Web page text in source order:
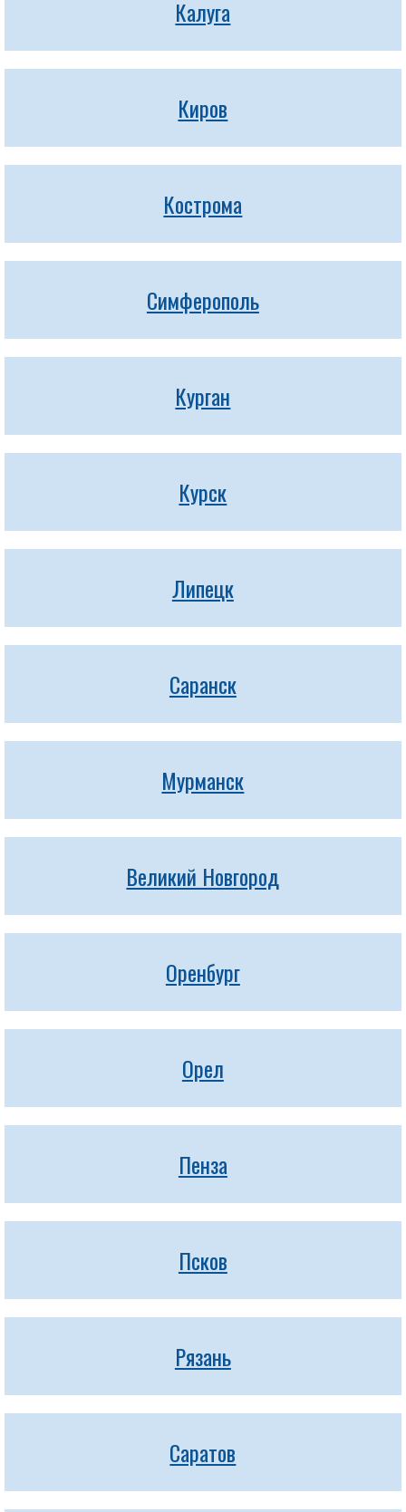
Калуга
Киров
Кострома
Симферополь
Курган
Курск
Липецк
Саранск
Мурманск
Великий Новгород
Оренбург
Орел
Пенза
Псков
Рязань
Саратов